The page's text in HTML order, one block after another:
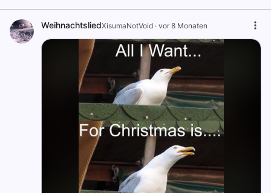
WeihnachtsliedXisumaNotVoid · vor 8 Monaten